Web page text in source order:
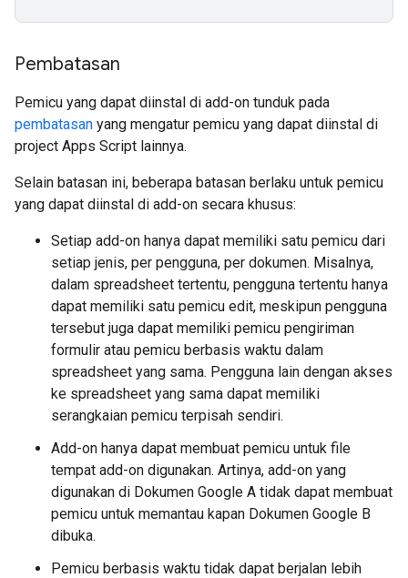
Pembatasan
Pemicu yang dapat diinstal di add-on tunduk pada
pembatasan yang mengatur pemicu yang dapat diinstal di
project Apps Script lainnya.
Selain batasan ini, beberapa batasan berlaku untuk pemicu
yang dapat diinstal di add-on secara khusus:
Setiap add-on hanya dapat memiliki satu pemicu dari
setiap jenis, per pengguna, per dokumen. Misalnya,
dalam spreadsheet tertentu, pengguna tertentu hanya
dapat memiliki satu pemicu edit, meskipun pengguna
tersebut juga dapat memiliki pemicu pengiriman
formulir atau pemicu berbasis waktu dalam
spreadsheet yang sama. Pengguna lain dengan akses
ke spreadsheet yang sama dapat memiliki
serangkaian pemicu terpisah sendiri.
Add-on hanya dapat membuat pemicu untuk file
tempat add-on digunakan. Artinya, add-on yang
digunakan di Dokumen Google A tidak dapat membuat
pemicu untuk memantau kapan Dokumen Google B
dibuka.
Pemicu berbasis waktu tidak dapat berjalan lebih